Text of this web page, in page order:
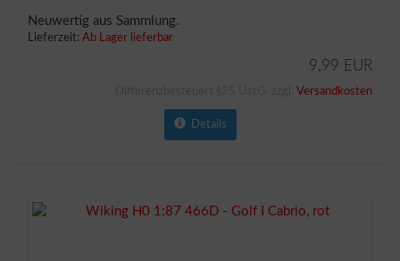
Neuwertig aus Sammlung.
Lieferzeit: Ab Lager lieferbar
9,99 EUR
Versandkosten
Details